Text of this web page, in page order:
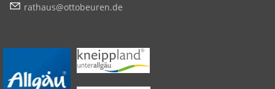
r th s tt b r n d